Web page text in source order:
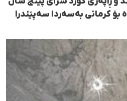
کرمانی بەسەردا سەپێندرا